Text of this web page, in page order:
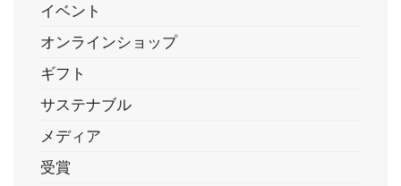
イベント
オンラインショップ
ギフト
サステナブル
メディア
受賞